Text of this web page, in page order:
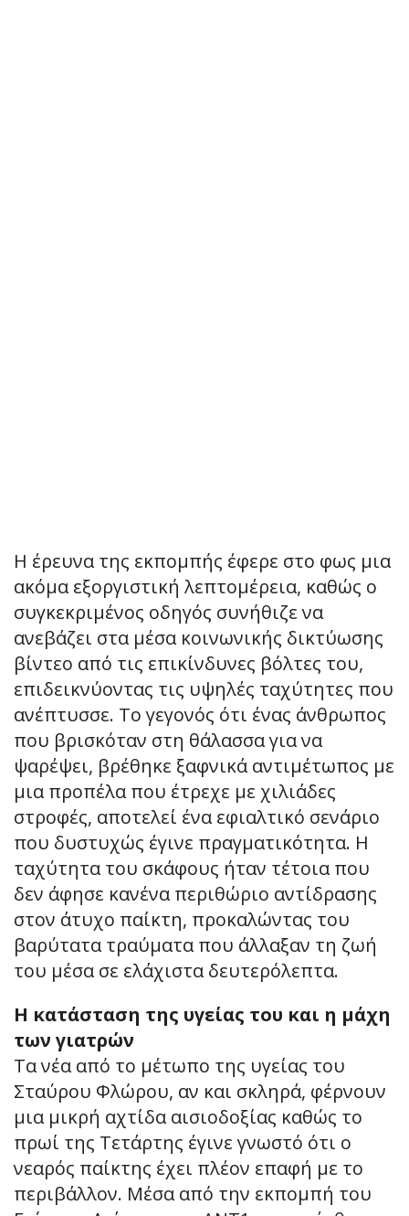
Η έρευνα της εκπομπής έφερε στο φως μια
ακόμα εξοργιστική λεπτομέρεια, καθώς ο
συγκεκριμένος οδηγός συνήθιζε να
ανεβάζει στα μέσα κοινωνικής δικτύωσης
βίντεο από τις επικίνδυνες βόλτες του,
επιδεικνύοντας τις υψηλές ταχύτητες που
ανέπτυσσε. Το γεγονός ότι ένας άνθρωπος
που βρισκόταν στη θάλασσα για να
ψαρέψει, βρέθηκε ξαφνικά αντιμέτωπος με
μια προπέλα που έτρεχε με χιλιάδες
στροφές, αποτελεί ένα εφιαλτικό σενάριο
που δυστυχώς έγινε πραγματικότητα. Η
ταχύτητα του σκάφους ήταν τέτοια που
δεν άφησε κανένα περιθώριο αντίδρασης
στον άτυχο παίκτη, προκαλώντας του
βαρύτατα τραύματα που άλλαξαν τη ζωή
του μέσα σε ελάχιστα δευτερόλεπτα.
Η κατάσταση της υγείας του και η μάχη
των γιατρών
Τα νέα από το μέτωπο της υγείας του
Σταύρου Φλώρου, αν και σκληρά, φέρνουν
μια μικρή αχτίδα αισιοδοξίας καθώς το
πρωί της Τετάρτης έγινε γνωστό ότι ο
νεαρός παίκτης έχει πλέον επαφή με το
περιβάλλον. Μέσα από την εκπομπή του